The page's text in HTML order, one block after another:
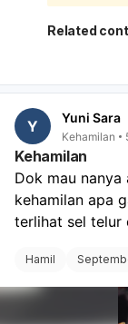
kesiapan
aman untuk
digunakan
melahirkan
untuk
jenis KB
Anda pasca
Dokter akan
aman dan
Related
Y Yuni Sara
Kehamilan
Kehamilan
Dok mau nanya
kehamilan apa
terlihat sel telur
Hamil